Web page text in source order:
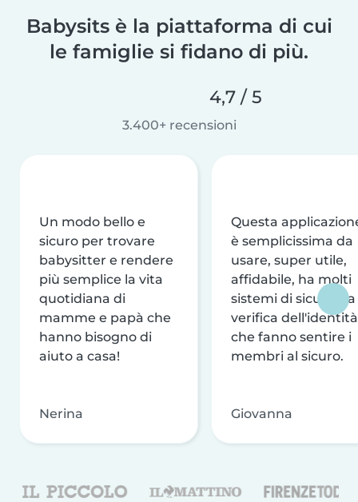
Babysits è la piattaforma di cui
le famiglie si fidano di più.
4,7 / 5
3.400+ recensioni
Un modo bello e
sicuro per trovare
babysitter e rendere
più semplice la vita
quotidiana di
mamme e papà che
hanno bisogno di
aiuto a casa!
Nerina
Questa
è semplicissima da
usare, super utile,
affidabile, ha molti
sistemi di sicurezza
verifica dell'identità
che fanno sentire i
membri al sicuro.
Giovanna